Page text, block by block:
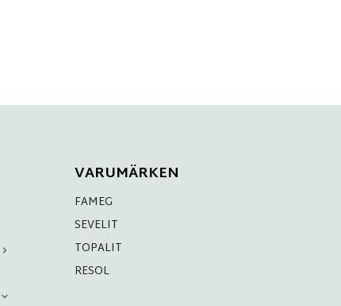
VARUMÄRKEN
FAMEG
SEVELIT
TOPALIT
RESOL